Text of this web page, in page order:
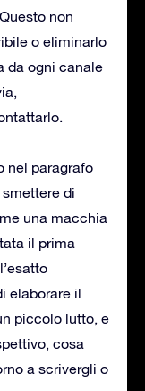
non
o eliminarlo
da ogni canale
nel paragrafo
di
una macchia
il prima
elaborare il
piccolo lutto, e
cosa
a scrivergli o